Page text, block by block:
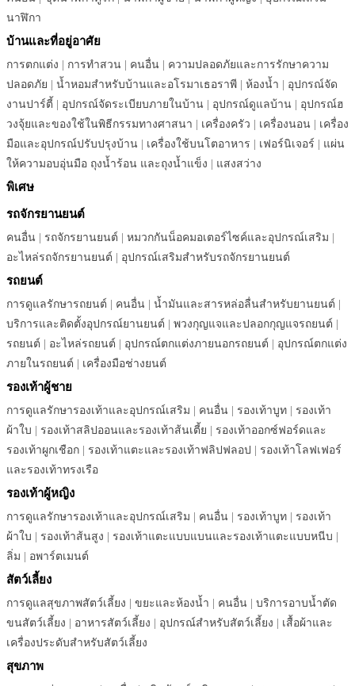
นาฬิกา
บ้านและที่อยู่อาศัย
การตกแต่ง | การทำสวน | คนอื่น | ความปลอดภัยและการรักษาความ
ปลอดภัย | น้ำหอมสำหรับบ้านและอโรมาเธอราพี | ห้องน้ำ | อุปกรณ์จัด
งานปาร์ตี้ | อุปกรณ์จัดระเบียบภายในบ้าน | อุปกรณ์ดูแลบ้าน | อุปกรณ์ฮ
วงจุ้ยและของใช้ในพิธีกรรมทางศาสนา | เครื่องครัว | เครื่องนอน | เครื่อง
มือและอุปกรณ์ปรับปรุงบ้าน | เครื่องใช้บนโตอาหาร | เฟอร์นิเจอร์ | แผ่น
ให้ความอบอุ่นมือ ถุงน้ำร้อน และถุงน้ำแข็ง | แสงสว่าง
พิเศษ
รถจักรยานยนต์
คนอื่น | รถจักรยานยนต์ | หมวกกันน็อคมอเตอร์ไซค์และอุปกรณ์เสริม |
อะไหล่รถจักรยานยนต์ | อุปกรณ์เสริมสำหรับรถจักรยานยนต์
รถยนต์
การดูแลรักษารถยนต์ | คนอื่น | น้ำมันและสารหล่อลื่นสำหรับยานยนต์ |
บริการและติดตั้งอุปกรณ์ยานยนต์ | พวงกุญแจและปลอกกุญแจรถยนต์ |
รถยนต์ | อะไหล่รถยนต์ | อุปกรณ์ตกแต่งภายนอกรถยนต์ | อุปกรณ์ตกแต่ง
ภายในรถยนต์ | เครื่องมือช่างยนต์
รองเท้าผู้ชาย
การดูแลรักษารองเท้าและอุปกรณ์เสริม | คนอื่น | รองเท้าบูท | รองเท้า
ผ้าใบ | รองเท้าสลิปออนและรองเท้าส้นเตี้ย | รองเท้าออกซ์ฟอร์ดและ
รองเท้าผูกเชือก | รองเท้าแตะและรองเท้าฟลิปฟลอป | รองเท้าโลฟเฟอร์
และรองเท้าทรงเรือ
รองเท้าผู้หญิง
การดูแลรักษารองเท้าและอุปกรณ์เสริม | คนอื่น | รองเท้าบูท | รองเท้า
ผ้าใบ | รองเท้าส้นสูง | รองเท้าแตะแบบแบนและรองเท้าแตะแบบหนีบ |
ลิ่ม | อพาร์ตเมนต์
สัตว์เลี้ยง
การดูแลสุขภาพสัตว์เลี้ยง | ขยะและห้องน้ำ | คนอื่น | บริการอาบน้ำตัด
ขนสัตว์เลี้ยง | อาหารสัตว์เลี้ยง | อุปกรณ์สำหรับสัตว์เลี้ยง | เสื้อผ้าและ
เครื่องประดับสำหรับสัตว์เลี้ยง
สุขภาพ